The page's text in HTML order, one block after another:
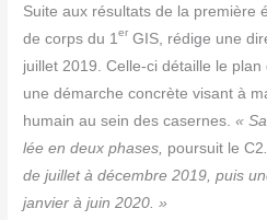
Suite aux résul­tats de la pre­mière
de corps du 1er GIS, rédige une
juillet 2019. Celle-ci détaille le plan
une démarche concrète visant à
humain au sein des casernes.«
lée en deux phases, pour­suit le C2
de juillet à décembre 2019, puis
jan­vier à juin 2020. »